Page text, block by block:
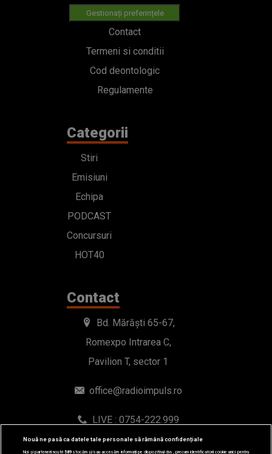
Gestionați preferințele
Contact
Termeni si conditii
Cod deontologic
Regulamente
Categorii
Stiri
Emisiuni
Echipa
PODCAST
Concursuri
HOT40
Contact
Bd. Mărăști 65-67,
Romexpo Intrarea C,
Pavilion T, sector 1
office@radioimpuls.ro
LIVE : 0754-222.999
WhatsApp: 0754-222.999
Nouă ne pasă ca datele tale personale să rămână confidențiale
Noi și partenerii noștri589stocăm și/sau accesăm informații pe dispozitivul dvs., precum identificatorii cookie unici pentru